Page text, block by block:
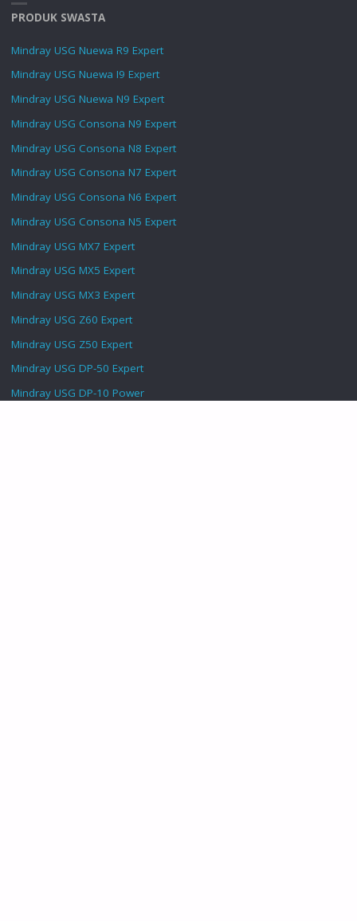
PRODUK SWASTA
Mindray USG Nuewa R9 Expert
Mindray USG Nuewa I9 Expert
Mindray USG Nuewa N9 Expert
Mindray USG Consona N9 Expert
Mindray USG Consona N8 Expert
Mindray USG Consona N7 Expert
Mindray USG Consona N6 Expert
Mindray USG Consona N5 Expert
Mindray USG MX7 Expert
Mindray USG MX5 Expert
Mindray USG MX3 Expert
Mindray USG Z60 Expert
Mindray USG Z50 Expert
Mindray USG DP-50 Expert
Mindray USG DP-10 Power